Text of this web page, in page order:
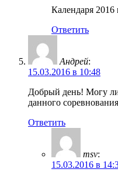
Календаря 2016
Ответить
Андрей:
15.03.2016 в 10:48
Добрый день! Могу ли
данного
Ответить
msv:
15.03.2016 в